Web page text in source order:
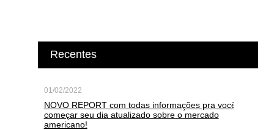
Recentes
01/02/2022
NOVO REPORT com todas informações pra você
começar seu dia atualizado sobre o mercado
americano!